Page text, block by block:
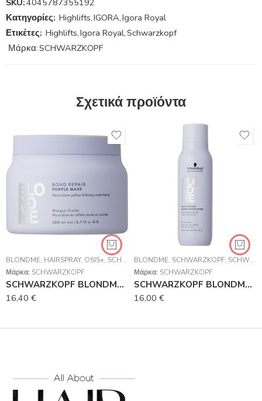
SKU:4045787355192
Κατηγορίες: Highlifts,IGORA,Igora Royal
Ετικέτες: Highlifts,Igora Royal,Schwarzkopf
Μάρκα:SCHWARZKOPF
Σχετικά προϊόντα
BLONDME, HAIRSPRAY, OSIS+, SCHWARZKOPF ,SCHWARZKOPF
Μάρκα: SCHWARZKOPF
SCHWARZKOPF BLONDME Bond Repair Purple Mask 200ml
16,40 €
BLONDME, SCHWARZKOPF, SCHWARZKOPF PROFESSIONAL
Μάρκα: SCHWARZKOPF
SCHWARZKOPF BLONDME Bond Repair Purple Conditioner 250ml
16,00 €